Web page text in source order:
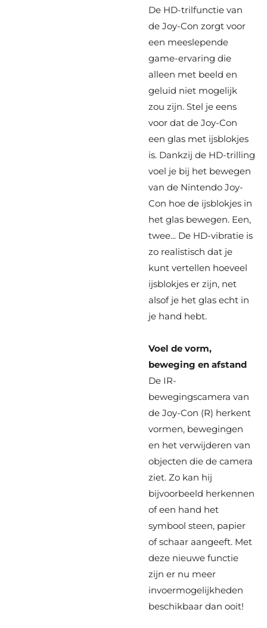
De HD-trilfunctie van
de Joy-Con zorgt voor
een meeslepende
game-ervaring die
alleen met beeld en
geluid niet mogelijk
zou zijn. Stel je eens
voor dat de Joy-Con
een glas met ijsblokjes
is. Dankzij de HD-trilling
voel je bij het bewegen
van de Nintendo Joy-
Con hoe de ijsblokjes in
het glas bewegen. Een,
twee... De HD-vibratie is
zo realistisch dat je
kunt vertellen hoeveel
ijsblokjes er zijn, net
alsof je het glas echt in
je hand hebt.
Voel de vorm,
beweging en afstand
De IR-
bewegingscamera van
de Joy-Con (R) herkent
vormen, bewegingen
en het verwijderen van
objecten die de camera
ziet. Zo kan hij
bijvoorbeeld herkennen
of een hand het
symbool steen, papier
of schaar aangeeft. Met
deze nieuwe functie
zijn er nu meer
invoermogelijkheden
beschikbaar dan ooit!